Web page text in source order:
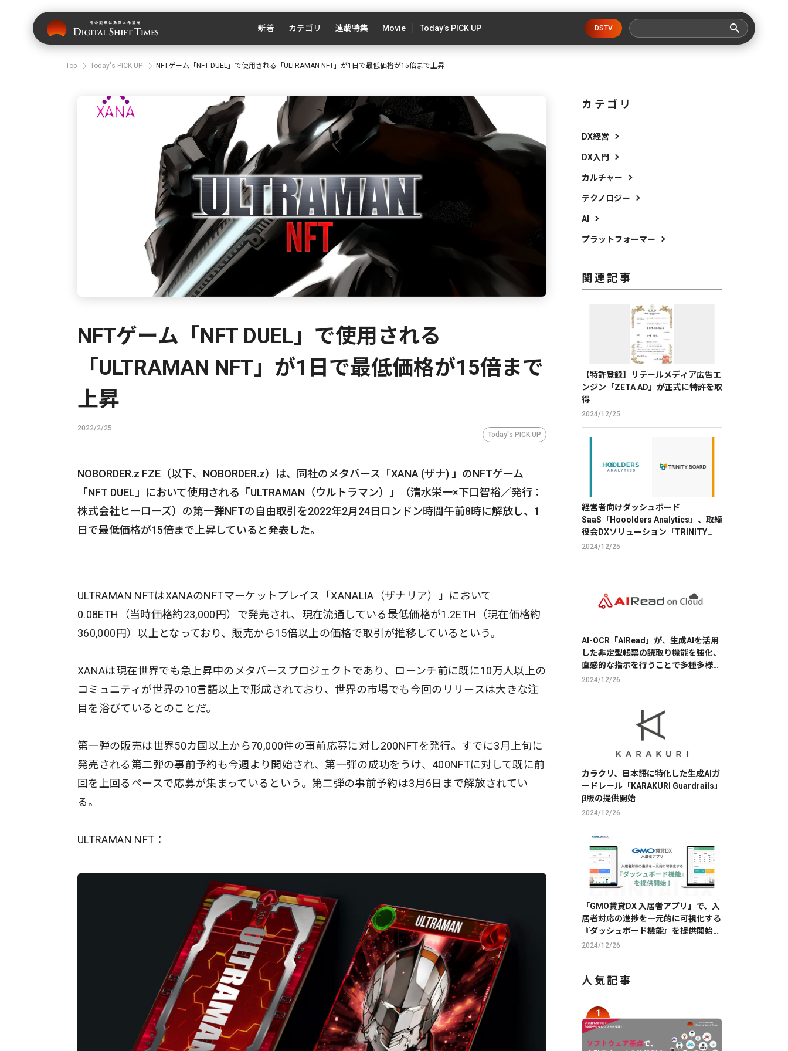
新着 カテゴリ 連載特集 Movie Today’s PICK UP DSTV
Top Today's PICK UP NFTゲーム「NFT DUEL」で使用される「ULTRAMAN NFT」が1日で最低価格が15倍まで上昇
NFTゲーム「NFT DUEL」で使用される
「ULTRAMAN NFT」が1日で最低価格が15倍まで
上昇
2022/2/25
Today's PICK UP
NOBORDER.z FZE（以下、NOBORDER.z）は、同社のメタバース「XANA (ザナ) 」のNFTゲーム
「NFT DUEL」において使用される「ULTRAMAN（ウルトラマン）」（清水栄一×下口智裕／発行：
株式会社ヒーローズ）の第一弾NFTの自由取引を2022年2月24日ロンドン時間午前8時に解放し、1
日で最低価格が15倍まで上昇していると発表した。
ULTRAMAN NFTはXANAのNFTマーケットプレイス「XANALIA（ザナリア）」において
0.08ETH（当時価格約23,000円）で発売され、現在流通している最低価格が1.2ETH（現在価格約
360,000円）以上となっており、販売から15倍以上の価格で取引が推移しているという。
XANAは現在世界でも急上昇中のメタバースプロジェクトであり、ローンチ前に既に10万人以上の
コミュニティが世界の10言語以上で形成されており、世界の市場でも今回のリリースは大きな注
目を浴びているとのことだ。
第一弾の販売は世界50カ国以上から70,000件の事前応募に対し200NFTを発行。すでに3月上旬に
発売される第二弾の事前予約も今週より開始され、第一弾の成功をうけ、400NFTに対して既に前
回を上回るペースで応募が集まっているという。第二弾の事前予約は3月6日まで解放されてい
る。
ULTRAMAN NFT：
カテゴリ
DX経営
DX入門
カルチャー
テクノロジー
AI
プラットフォーマー
関連記事
【特許登録】リテールメディア広告エ
ンジン「ZETA AD」が正式に特許を取
得
2024/12/25
経営者向けダッシュボード
SaaS「Hooolders Analytics」、取締
役会DXソリューション「TRINITY
BOARD」に株価分析機能を提供
2024/12/25
AI-OCR「AIRead」が、生成AIを活用
した非定型帳票の読取り機能を強化、
直感的な指示を行うことで多種多様な
帳票の読取りを実現
2024/12/26
カラクリ、日本語に特化した生成AIガ
ードレール「KARAKURI Guardrails」
β版の提供開始
2024/12/26
「GMO賃貸DX 入居者アプリ」で、入
居者対応の進捗を一元的に可視化する
『ダッシュボード機能』を提供開始
【GMO ReTech】
2024/12/26
人気記事